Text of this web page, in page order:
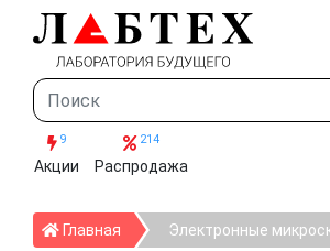
9
Акции
214
Распродажа
Главная ГлавнаяЭлектронные